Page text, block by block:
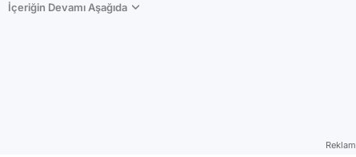
İçeriğin Devamı Aşağıda
Reklam